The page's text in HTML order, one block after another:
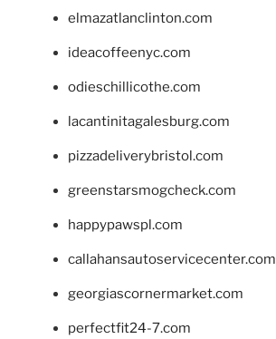
elmazatlanclinton.com
ideacoffeenyc.com
odieschillicothe.com
lacantinitagalesburg.com
pizzadeliverybristol.com
greenstarsmogcheck.com
happypawspl.com
callahansautoservicecenter.com
georgiascornermarket.com
perfectfit24-7.com